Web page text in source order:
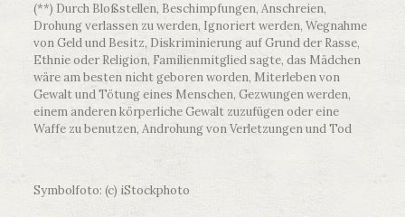
(**) Durch Bloßstellen, Beschimpfungen, Anschreien,
Drohung verlassen zu werden, Ignoriert werden, Wegnahme
von Geld und Besitz, Diskriminierung auf Grund der Rasse,
Ethnie oder Religion, Familienmitglied sagte, das Mädchen
wäre am besten nicht geboren worden, Miterleben von
Gewalt und Tötung eines Menschen, Gezwungen werden,
einem anderen körperliche Gewalt zuzufügen oder eine
Waffe zu benutzen, Androhung von Verletzungen und Tod
Symbolfoto: (c) iStockphoto